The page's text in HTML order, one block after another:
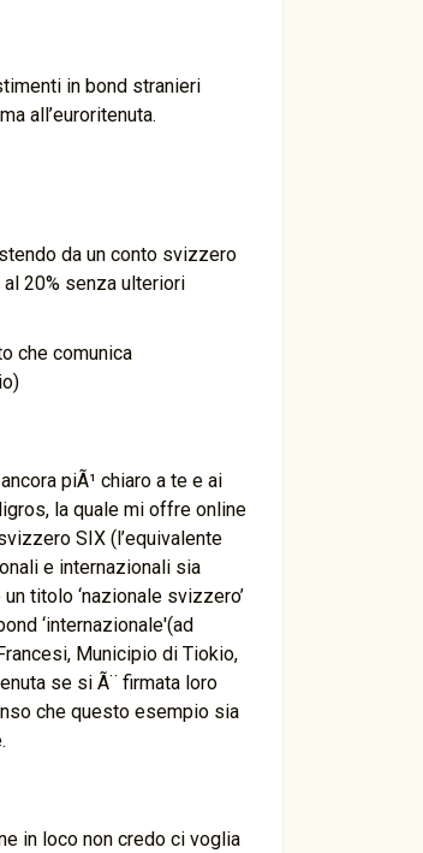
in bond stranieri
all’euroritenuta.
da un conto svizzero
20% senza ulteriori
che comunica
piÃ¹ chiaro a te e ai
la quale mi offre online
SIX (l’equivalente
e internazionali sia
titolo ‘nazionale svizzero’
‘internazionale'(ad
Municipio di Tiokio,
se si Ã¨ firmata loro
che questo esempio sia
in loco non credo ci voglia